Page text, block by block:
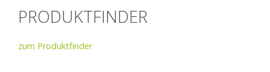
PRODUKTFINDER
zum Produktfinder